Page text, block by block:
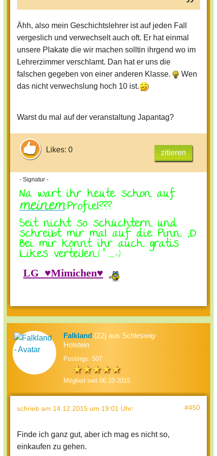
Ähh, also mein Geschichtslehrer ist auf jeden Fall
vergeslich und verwechselt auch oft. Er hat einmal
unsere Plakate die wir machen solltin ihrgend wo im
Lehrerzimmer verschlamt. Dan hat er uns die
falschen gegeben von einer anderen Klasse.
Wen
das nicht verwechslung hoch 10 ist.
Warst du mal auf der veranstaltung Japantag?
Likes: 0 zitieren
- Signatur -
Na wart ihr heute schon auf
meinemProfiel???
Seit nicht so schüchtern und
schreibt mir mal auf die Pinn: ;D
Bei mir könnt ihr auch gratis
Likes verteilen..(^_-)
LG ♥Mimichen♥
Falkland (22) aus Schleswig-
Holstein
Postings: 507
Mitglied seit 06.10.2015
schrieb am 14.12.2015 um 19:01 Uhr: #450
Finde ich ganz gut, aber ich mag es nicht so,
einkaufen zu gehen.